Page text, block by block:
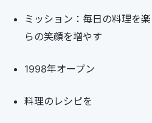
ミッション：毎日の料理を
らの笑顔を増やす
1998年オープン
料理のレシピを